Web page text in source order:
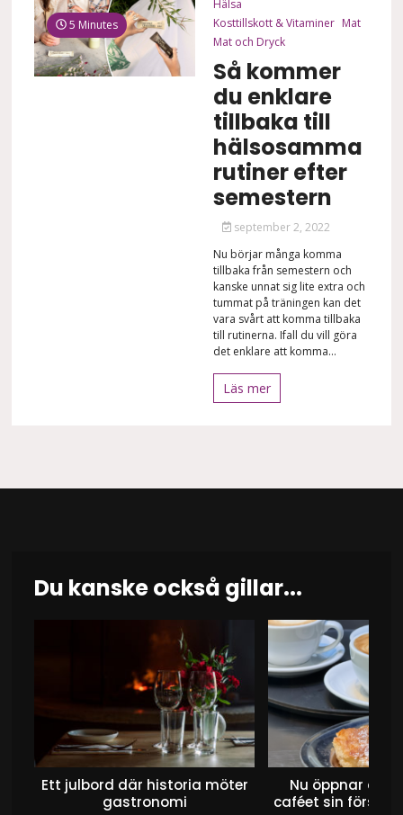
5 Minutes
Hälsa
Kosttillskott & Vitaminer Mat
Mat och Dryck
Så kommer
du enklare
tillbaka till
hälsosamma
rutiner efter
semestern
september 2, 2022
Nu börjar många komma
tillbaka från semestern och
kanske unnat sig lite extra och
tummat på träningen kan det
vara svårt att komma tillbaka
till rutinerna. Ifall du vill göra
det enklare att komma...
Läs mer
Du kanske också gillar...
Ett julbord där historia möter
gastronomi
Nu öppnar det
caféet sin första